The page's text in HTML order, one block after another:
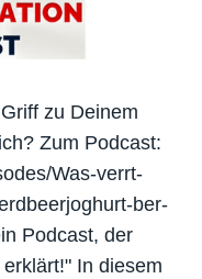
zu Deinem
Zum Podcast:
Was-verrt-
ber-
Podcast, der
In diesem